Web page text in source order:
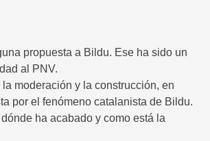
propuesta a Bildu. Ese ha sido un
al PNV.
moderación y la construcción, en
por el fenómeno catalanista de Bildu.
ha acabado y como está la